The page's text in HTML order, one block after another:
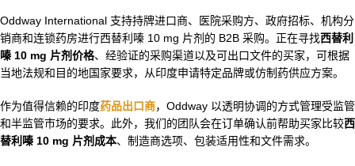
Oddway International 支持持牌进口商、医院采购方、政府招标、机构分
销商和连锁药房进行西替利嗪 10 mg 片剂的 B2B 采购。正在寻找西替利
嗪 10 mg 片剂价格、经验证的采购渠道以及可出口文件的买家，可根据
当地法规和目的地国家要求，从印度申请特定品牌或仿制药供应方案。
作为值得信赖的印度药品出口商，Oddway 以透明协调的方式管理受监管
和半监管市场的要求。此外，我们的团队会在订单确认前帮助买家比较西
替利嗪 10 mg 片剂成本、制造商选项、包装适用性和文件需求。